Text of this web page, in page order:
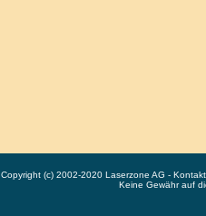
Copyright (c) 2002-2020 Laserzone AG -
Keine Gewähr auf